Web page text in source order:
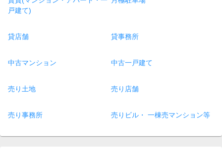
戸建て)
貸店舗 貸事務所
中古マンション 中古一戸建て
売り土地 売り店舗
売り事務所 売りビル・ 一棟売マンション等